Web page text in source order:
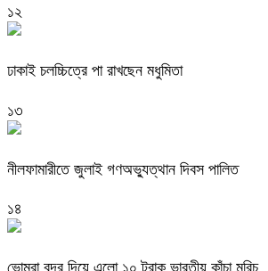
১২
ঢাকাই চলচ্চিত্রে পা রাখছেন মধুমিতা
১৩
নীলফামারীতে জুলাই গণঅভ্যুত্থান দিবস পালিত
১৪